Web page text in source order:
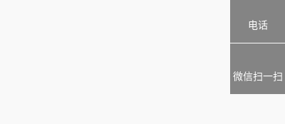
电话
微信扫一扫